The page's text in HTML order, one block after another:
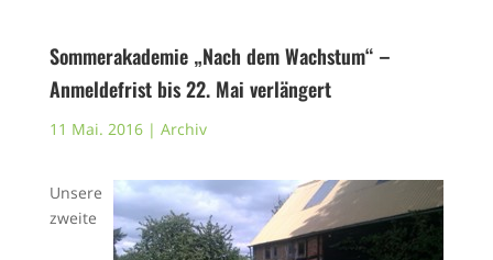
Sommerakademie „Nach dem Wachstum“ –
Anmeldefrist bis 22. Mai verlängert
11 Mai. 2016| Archiv
Unsere
zweite